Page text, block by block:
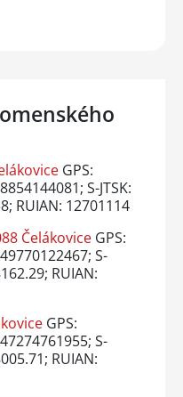
GPS:
S-JTSK:
RUIAN: 12701114
ČelákoviceGPS:
S-
RUIAN:
GPS:
S-
RUIAN: